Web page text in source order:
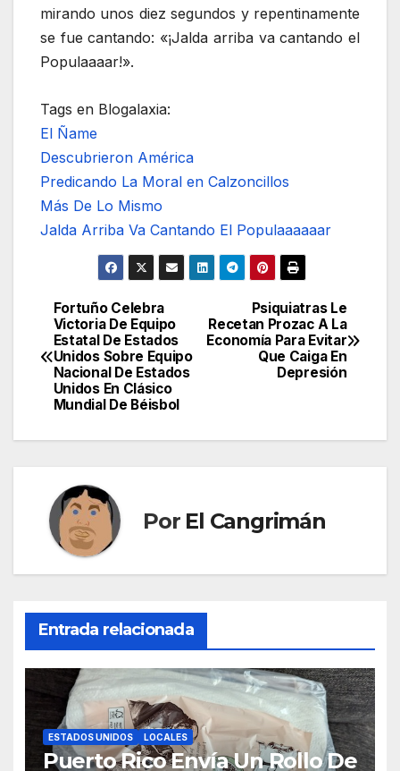
mirando unos diez segundos y repentinamente
se fue cantando: «¡Jalda arriba va cantando el
Populaaaar!».
Tags en Blogalaxia:
El Ñame
Descubrieron América
Predicando La Moral en Calzoncillos
Más De Lo Mismo
Jalda Arriba Va Cantando El Populaaaaaar
Navegación
de
entradas
Psiquiatras Le
Recetan Prozac A La
Economía Para Evitar
Que Caiga En
Depresión
Fortuño Celebra
Victoria De Equipo
Estatal De Estados
Unidos Sobre Equipo
Nacional De Estados
Unidos En Clásico
Mundial De Béisbol
Por El Cangrimán
Entrada relacionada
ESTADOS UNIDOS LOCALES
Puerto Rico Envía Un Rollo De